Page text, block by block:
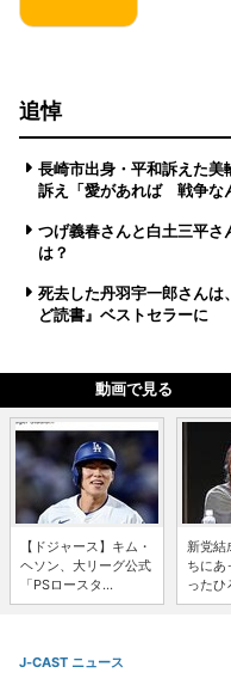
追悼
長崎市出身・平和訴えた
訴え「愛があれば 戦争な
つげ義春さんと白土三平
は？
死去した丹羽宇一郎さん
ど読書』ベストセラーに
動画で見る
【ドジャース】キム・
ヘソン、大リーグ公式
「PSロースタ...
新党結
ちにあ
ったひ
J-CAST ニュース